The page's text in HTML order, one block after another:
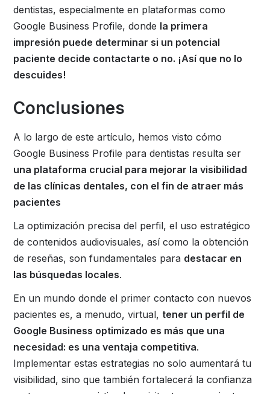
dentistas, especialmente en plataformas como
Google Business Profile, donde la primera
impresión puede determinar si un potencial
paciente decide contactarte o no. ¡Así que no lo
descuides!
Conclusiones
A lo largo de este artículo, hemos visto cómo
Google Business Profile para dentistas resulta ser
una plataforma crucial para mejorar la visibilidad
de las clínicas dentales, con el fin de atraer más
pacientes
La optimización precisa del perfil, el uso estratégico
de contenidos audiovisuales, así como la obtención
de reseñas, son fundamentales para destacar en
las búsquedas locales.
En un mundo donde el primer contacto con nuevos
pacientes es, a menudo, virtual, tener un perfil de
Google Business optimizado es más que una
necesidad: es una ventaja competitiva.
Implementar estas estrategias no solo aumentará tu
visibilidad, sino que también fortalecerá la confianza